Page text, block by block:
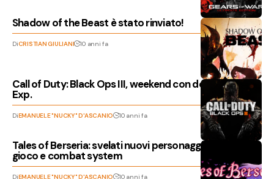
Shadow of the Beast è stato rinviato!
DiCRISTIAN GIULIANI 10 anni fa
Call of Duty: Black Ops III, weekend con doppi punti
Exp.
DiEMANUELE "NUCKY" D'ASCANIO 10 anni fa
Tales of Berseria: svelati nuovi personaggi, mondo di
gioco e combat system
DiEMANUELE "NUCKY" D'ASCANIO 10 anni fa